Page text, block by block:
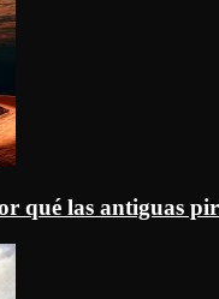
qué las antiguas